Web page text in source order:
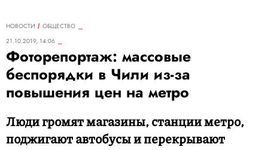
НОВОСТИ
ОБЩЕСТВО
21.10.2019, 14:06
Фоторепортаж: массовые
беспорядки в Чили из-за
повышения цен на метро
Люди громят магазины, станции метро,
поджигают автобусы и перекрывают